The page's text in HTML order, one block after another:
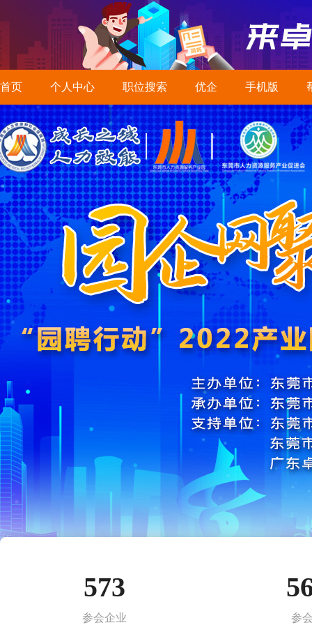
首页 个人中心 职位搜索 优企 手机版
573
参会企业 参